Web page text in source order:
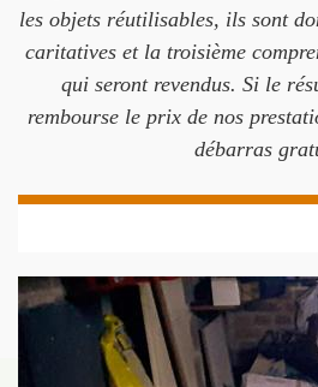
les objets réutilisables, ils sont
caritatives et la troisième
qui seront revendus. Si le
rembourse le prix de nos
débarras